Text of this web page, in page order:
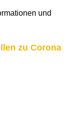
und
zu Corona